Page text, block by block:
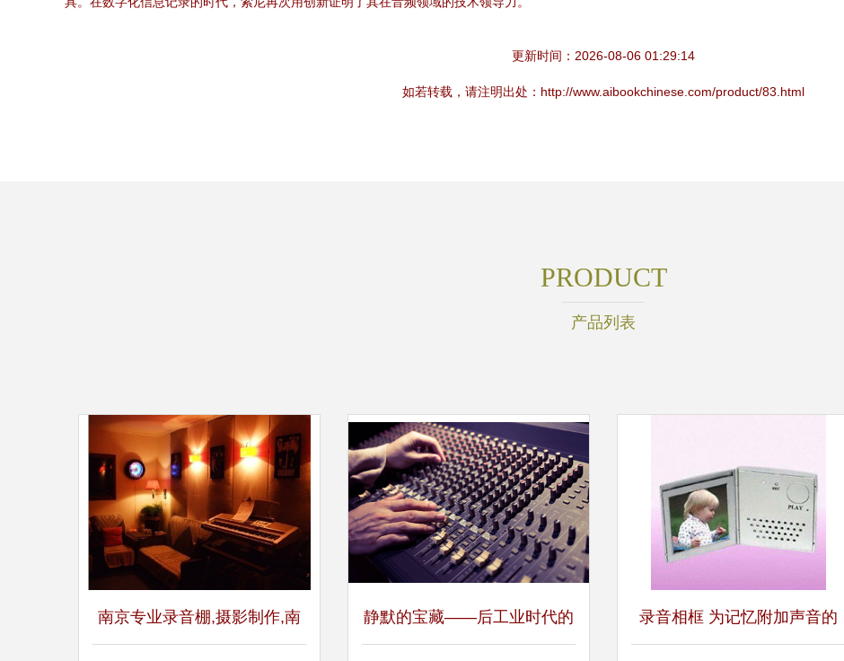
更新时间：2026-08-06 01:29:14
如若转载，请注明出处：http://www.aibookchinese.com/product/83.html
PRODUCT
产品列表
南京专业录音棚,摄影制作,南 静默的宝藏——后工业时代的 录音相框 为记忆附加声音的